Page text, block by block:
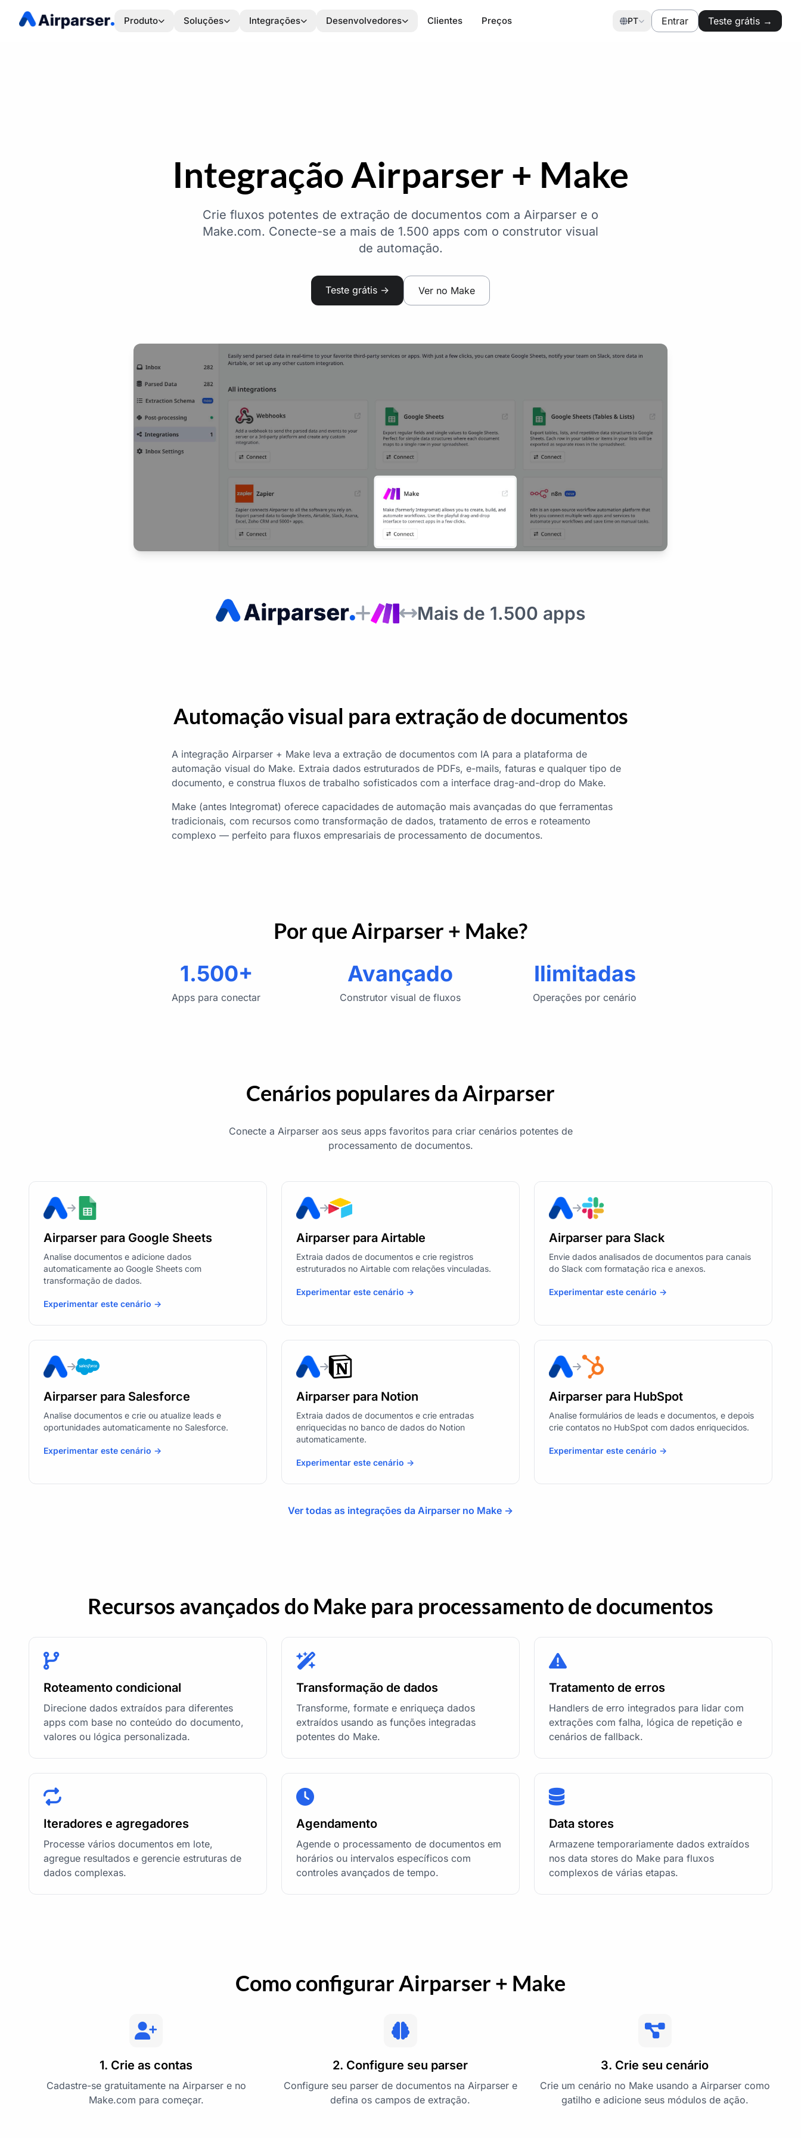
Produto Soluções Integrações Desenvolvedores Clientes Preços PT Entrar Teste grátis →
Integração Airparser + Make
Crie fluxos potentes de extração de documentos com a Airparser e o
Make.com. Conecte-se a mais de 1.500 apps com o construtor visual
de automação.
Teste grátis -> Ver no Make
Mais de 1.500 apps
Automação visual para extração de documentos
A integração Airparser + Make leva a extração de documentos com IA para a plataforma de
automação visual do Make. Extraia dados estruturados de PDFs, e-mails, faturas e qualquer tipo de
documento, e construa fluxos de trabalho sofisticados com a interface drag-and-drop do Make.
Make (antes Integromat) oferece capacidades de automação mais avançadas do que ferramentas
tradicionais, com recursos como transformação de dados, tratamento de erros e roteamento
complexo — perfeito para fluxos empresariais de processamento de documentos.
Por que Airparser + Make?
1.500+
Apps para conectar
Avançado
Construtor visual de fluxos
Ilimitadas
Operações por cenário
Cenários populares da Airparser
Conecte a Airparser aos seus apps favoritos para criar cenários potentes de
processamento de documentos.
Airparser para Google Sheets
Analise documentos e adicione dados
automaticamente ao Google Sheets com
transformação de dados.
Experimentar este cenário ->
Airparser para Airtable
Extraia dados de documentos e crie registros
estruturados no Airtable com relações vinculadas.
Experimentar este cenário ->
Airparser para Slack
Envie dados analisados de documentos para canais
do Slack com formatação rica e anexos.
Experimentar este cenário ->
Airparser para Salesforce
Analise documentos e crie ou atualize leads e
oportunidades automaticamente no Salesforce.
Experimentar este cenário ->
Airparser para Notion
Extraia dados de documentos e crie entradas
enriquecidas no banco de dados do Notion
automaticamente.
Experimentar este cenário ->
Airparser para HubSpot
Analise formulários de leads e documentos, e depois
crie contatos no HubSpot com dados enriquecidos.
Experimentar este cenário ->
Ver todas as integrações da Airparser no Make ->
Recursos avançados do Make para processamento de documentos
Roteamento condicional
Direcione dados extraídos para diferentes
apps com base no conteúdo do documento,
valores ou lógica personalizada.
Transformação de dados
Transforme, formate e enriqueça dados
extraídos usando as funções integradas
potentes do Make.
Tratamento de erros
Handlers de erro integrados para lidar com
extrações com falha, lógica de repetição e
cenários de fallback.
Iteradores e agregadores
Processe vários documentos em lote,
agregue resultados e gerencie estruturas de
dados complexas.
Agendamento
Agende o processamento de documentos em
horários ou intervalos específicos com
controles avançados de tempo.
Data stores
Armazene temporariamente dados extraídos
nos data stores do Make para fluxos
complexos de várias etapas.
Como configurar Airparser + Make
1. Crie as contas
Cadastre-se gratuitamente na Airparser e no
Make.com para começar.
2. Configure seu parser
Configure seu parser de documentos na Airparser e
defina os campos de extração.
3. Crie seu cenário
Crie um cenário no Make usando a Airparser como
gatilho e adicione seus módulos de ação.